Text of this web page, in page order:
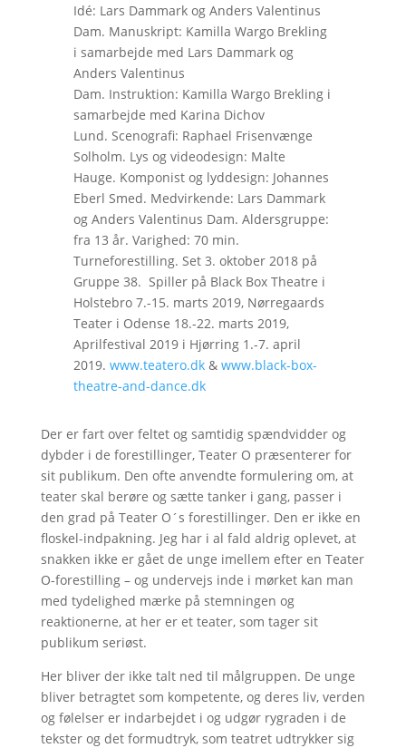
Idé: Lars Dammark og Anders Valentinus
Dam. Manuskript: Kamilla Wargo Brekling
i samarbejde med Lars Dammark og
Anders Valentinus
Dam. Instruktion: Kamilla Wargo Brekling i
samarbejde med Karina Dichov
Lund. Scenografi: Raphael Frisenvænge
Solholm. Lys og videodesign: Malte
Hauge. Komponist og lyddesign: Johannes
Eberl Smed. Medvirkende: Lars Dammark
og Anders Valentinus Dam. Aldersgruppe:
fra 13 år. Varighed: 70 min.
Turneforestilling. Set 3. oktober 2018 på
Gruppe 38. Spiller på Black Box Theatre i
Holstebro 7.-15. marts 2019, Nørregaards
Teater i Odense 18.-22. marts 2019,
Aprilfestival 2019 i Hjørring 1.-7. april
2019. www.teatero.dk& www.black-box-
theatre-and-dance.dk
Der er fart over feltet og samtidig spændvidder og
dybder i de forestillinger, Teater O præsenterer for
sit publikum. Den ofte anvendte formulering om, at
teater skal berøre og sætte tanker i gang, passer i
den grad på Teater O´s forestillinger. Den er ikke en
floskel-indpakning. Jeg har i al fald aldrig oplevet, at
snakken ikke er gået de unge imellem efter en Teater
O-forestilling – og undervejs inde i mørket kan man
med tydelighed mærke på stemningen og
reaktionerne, at her er et teater, som tager sit
publikum seriøst.
Her bliver der ikke talt ned til målgruppen. De unge
bliver betragtet som kompetente, og deres liv, verden
og følelser er indarbejdet i og udgør rygraden i de
tekster og det formudtryk, som teatret udtrykker sig